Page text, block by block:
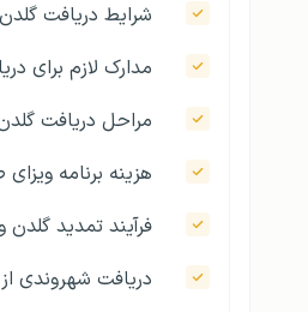
شرایط دریافت
مدارک لازم برای
مراحل دریافت
هزینه برنامه
فرآیند تمدید گلدن
دریافت شهروندی